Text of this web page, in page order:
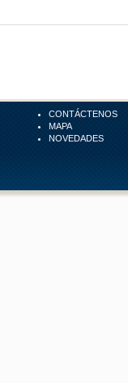
CONTÁCTENOS
MAPA
NOVEDADES